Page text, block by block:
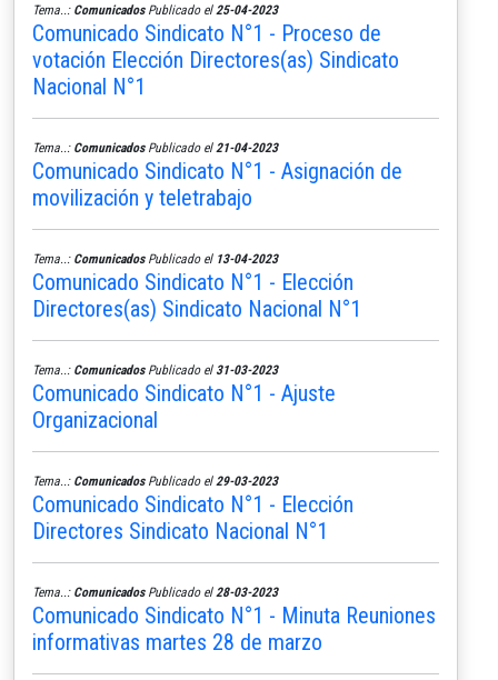
Tema..: ComunicadosPublicado el 25-04-2023
Comunicado Sindicato N°1 - Proceso de
votación Elección Directores(as) Sindicato
Nacional N°1
Tema..: ComunicadosPublicado el 21-04-2023
Comunicado Sindicato N°1 - Asignación de
movilización y teletrabajo
Tema..: ComunicadosPublicado el 13-04-2023
Comunicado Sindicato N°1 - Elección
Directores(as) Sindicato Nacional N°1
Tema..: ComunicadosPublicado el 31-03-2023
Comunicado Sindicato N°1 - Ajuste
Organizacional
Tema..: ComunicadosPublicado el 29-03-2023
Comunicado Sindicato N°1 - Elección
Directores Sindicato Nacional N°1
Tema..: ComunicadosPublicado el 28-03-2023
Comunicado Sindicato N°1 - Minuta Reuniones
informativas martes 28 de marzo